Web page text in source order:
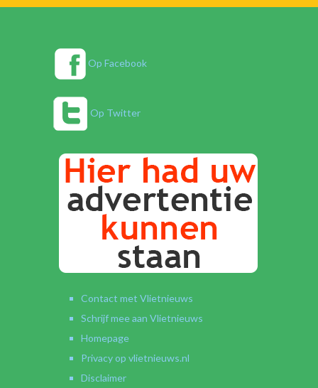
Op Facebook
Op Twitter
Contact met Vlietnieuws
Schrijf mee aan Vlietnieuws
Homepage
Privacy op vlietnieuws.nl
Disclaimer